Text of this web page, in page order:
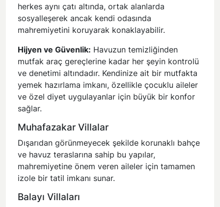
herkes aynı çatı altında, ortak alanlarda
sosyalleşerek ancak kendi odasında
mahremiyetini koruyarak konaklayabilir.
Hijyen ve Güvenlik: Havuzun temizliğinden
mutfak araç gereçlerine kadar her şeyin kontrolü
ve denetimi altındadır. Kendinize ait bir mutfakta
yemek hazırlama imkanı, özellikle çocuklu aileler
ve özel diyet uygulayanlar için büyük bir konfor
sağlar.
Muhafazakar Villalar
Dışarıdan görünmeyecek şekilde korunaklı bahçe
ve havuz teraslarına sahip bu yapılar,
mahremiyetine önem veren aileler için tamamen
izole bir tatil imkanı sunar.
Balayı Villaları